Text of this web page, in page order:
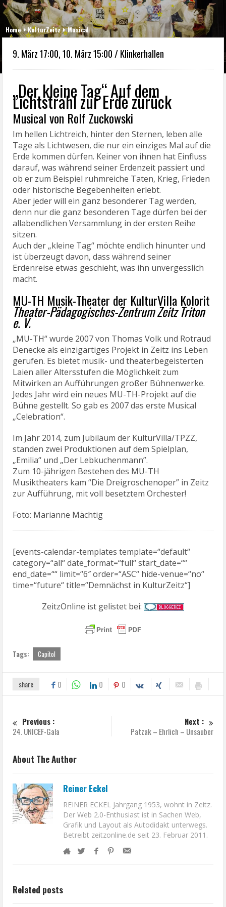
Home KulturZeitz Musical
9. März 17:00, 10. März 15:00 / Klinkerhallen
„Der kleine Tag“ Auf dem
Lichtstrahl zur Erde zurück
Musical von Rolf Zuckowski
Im hellen Lichtreich, hinter den Sternen, leben alle
Tage als Lichtwesen, die nur ein einziges Mal auf die
Erde kommen dürfen. Keiner von ihnen hat Einfluss
darauf, was während seiner Erdenzeit passiert und
ob er zum Beispiel ruhmreiche Taten, Krieg, Frieden
oder historische Begebenheiten erlebt.
Aber jeder will ein ganz besonderer Tag werden,
denn nur die ganz besonderen Tage dürfen bei der
allabendlichen Versammlung in der ersten Reihe
sitzen.
Auch der „kleine Tag“ möchte endlich hinunter und
ist überzeugt davon, dass während seiner
Erdenreise etwas geschieht, was ihn unvergesslich
macht.
MU-TH Musik-Theater der KulturVilla Kolorit
Theater-Pädagogisches-Zentrum Zeitz Triton
e. V.
„MU-TH“ wurde 2007 von Thomas Volk und Rotraud
Denecke als einzigartiges Projekt in Zeitz ins Leben
gerufen. Es bietet musik- und theaterbegeisterten
Laien aller Altersstufen die Möglichkeit zum
Mitwirken an Aufführungen großer Bühnenwerke.
Jedes Jahr wird ein neues MU-TH-Projekt auf die
Bühne gestellt. So gab es 2007 das erste Musical
„Celebration“.
Im Jahr 2014, zum Jubiläum der KulturVilla/TPZZ,
standen zwei Produktionen auf dem Spielplan,
„Emilia“ und „Der Lebkuchenmann”.
Zum 10-jährigen Bestehen des MU-TH
Musiktheaters kam “Die Dreigroschenoper” in Zeitz
zur Aufführung, mit voll besetztem Orchester!
Foto: Marianne Mächtig
[events-calendar-templates template=“default“
category=“all“ date_format=“full“ start_date=““
end_date=““ limit=“6″ order=“ASC“ hide-venue=“no“
time=“future“ title=“Demnächst in KulturZeitz“]
ZeitzOnline ist gelistet bei:
Tags: Capitol
share 0 0 0
Previous :
24. UNICEF-Gala
Next :
Patzak – Ehrlich – Unsauber
About The Author
Reiner Eckel
REINER ECKEL Jahrgang 1953, wohnt in Zeitz.
Der Web 2.0-Enthusiast ist in Sachen Web,
Grafik und Layout als Autodidakt unterwegs.
Betreibt zeitzonline.de seit 23. Februar 2011.
Related posts